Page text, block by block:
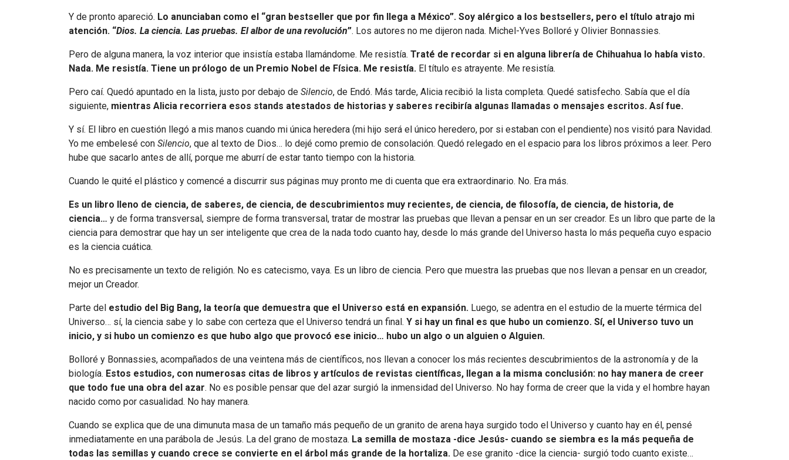
Y de pronto apareció. Lo anunciaban como el “gran bestseller que por fin llega a México”. Soy alérgico a los bestsellers, pero el título atrajo mi
atención. “Dios. La ciencia. Las pruebas. El albor de una revolución”. Los autores no me dijeron nada. Michel-Yves Bolloré y Olivier Bonnassies.
Pero de alguna manera, la voz interior que insistía estaba llamándome. Me resistía. Traté de recordar si en alguna librería de Chihuahua lo había visto.
Nada. Me resistía. Tiene un prólogo de un Premio Nobel de Física. Me resistía. El título es atrayente. Me resistía.
Pero caí. Quedó apuntado en la lista, justo por debajo de Silencio, de Endó. Más tarde, Alicia recibió la lista completa. Quedé satisfecho. Sabía que el día
siguiente, mientras Alicia recorriera esos stands atestados de historias y saberes recibiría algunas llamadas o mensajes escritos. Así fue.
Y sí. El libro en cuestión llegó a mis manos cuando mi única heredera (mi hijo será el único heredero, por si estaban con el pendiente) nos visitó para Navidad.
Yo me embelesé con Silencio, que al texto de Dios… lo dejé como premio de consolación. Quedó relegado en el espacio para los libros próximos a leer. Pero
hube que sacarlo antes de allí, porque me aburrí de estar tanto tiempo con la historia.
Cuando le quité el plástico y comencé a discurrir sus páginas muy pronto me di cuenta que era extraordinario. No. Era más.
Es un libro lleno de ciencia, de saberes, de ciencia, de descubrimientos muy recientes, de ciencia, de filosofía, de ciencia, de historia, de
ciencia… y de forma transversal, siempre de forma transversal, tratar de mostrar las pruebas que llevan a pensar en un ser creador. Es un libro que parte de la
ciencia para demostrar que hay un ser inteligente que crea de la nada todo cuanto hay, desde lo más grande del Universo hasta lo más pequeña cuyo espacio
es la ciencia cuática.
No es precisamente un texto de religión. No es catecismo, vaya. Es un libro de ciencia. Pero que muestra las pruebas que nos llevan a pensar en un creador,
mejor un Creador.
Parte del estudio del Big Bang, la teoría que demuestra que el Universo está en expansión. Luego, se adentra en el estudio de la muerte térmica del
Universo… sí, la ciencia sabe y lo sabe con certeza que el Universo tendrá un final. Y si hay un final es que hubo un comienzo. Sí, el Universo tuvo un
inicio, y si hubo un comienzo es que hubo algo que provocó ese inicio… hubo un algo o un alguien o Alguien.
Bolloré y Bonnassies, acompañados de una veintena más de científicos, nos llevan a conocer los más recientes descubrimientos de la astronomía y de la
biología. Estos estudios, con numerosas citas de libros y artículos de revistas científicas, llegan a la misma conclusión: no hay manera de creer
que todo fue una obra del azar. No es posible pensar que del azar surgió la inmensidad del Universo. No hay forma de creer que la vida y el hombre hayan
nacido como por casualidad. No hay manera.
Cuando se explica que de una dimunuta masa de un tamaño más pequeño de un granito de arena haya surgido todo el Universo y cuanto hay en él, pensé
inmediatamente en una parábola de Jesús. La del grano de mostaza. La semilla de mostaza -dice Jesús- cuando se siembra es la más pequeña de
todas las semillas y cuando crece se convierte en el árbol más grande de la hortaliza. De ese granito -dice la ciencia- surgió todo cuanto existe…